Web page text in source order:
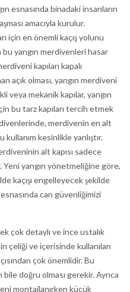
esnasında binadaki insanların
amacıyla kurulur.
için en önemli kaçış yolunu
bu yangın merdivenleri hasar
kapıları kapalı
açık olması, yangın merdiveni
veya mekanik kapılar, yangın
bu tarz kapıları tercih etmek
merdivenin en alt
kullanım kesinlikle yanlıştır.
alt kapısı sadece
Yeni yangın yönetmeliğine göre,
kaçışı engelleyecek şekilde
can güvenliğimizi
çok detaylı ve ince ustalık
çeliği ve içerisinde kullanılan
çok önemlidir. Bu
doğru olması gerekir. Ayrıca
montajlanırken küçük